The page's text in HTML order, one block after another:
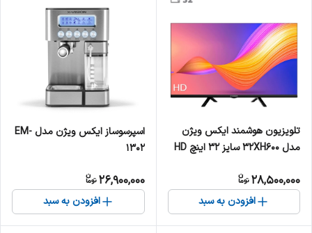
تلویزیون هوشمند ایکس ویژن
مدل 32XH600 سایز ۳۲ اینچ HD
28,500,000
افزودن به سبد
اسپرسوساز ایکس ویژن مدل EM-
1302
26,900,000
افزودن به سبد